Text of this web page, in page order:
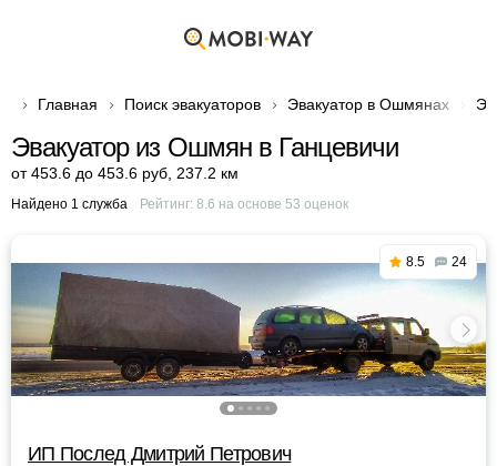
Главная Поиск эвакуаторов Эвакуатор в Ошмянах
Эвакуатор из Ошмян в Ганцевичи
от 453.6 до 453.6 руб 237.2 км
Найдено 1 служба Рейтинг: 8.6 на основе 53 оценок
8.5 24
ИП Послед Дмитрий Петрович